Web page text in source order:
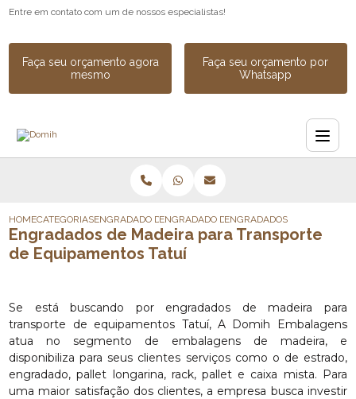
Entre em contato com um de nossos especialistas!
Faça seu orçamento agora
mesmo
Faça seu orçamento por
Whatsapp
HOMECATEGORIASENGRADADO DE MADEIRAENGRADADO DE MADEIRA INDUSTRIAL
ENGRADADOS DE MADEIRA
Engradados de Madeira para Transporte
de Equipamentos Tatuí
Se está buscando por engradados de madeira para
transporte de equipamentos Tatuí, A Domih Embalagens
atua no segmento de embalagens de madeira, e
disponibiliza para seus clientes serviços como o de estrado,
engradado, pallet longarina, rack, pallet e caixa mista. Para
uma maior satisfação dos clientes, a empresa busca investir